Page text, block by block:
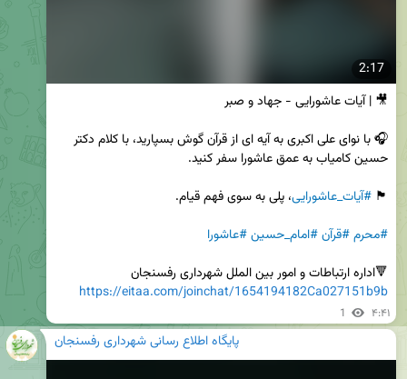
2:17
🏴 #آیات_عاشورایی
#محرم#قرآن#امام_حسین#عاشورا
🔻اداره ارتباطات و امور بین الملل شهرداری رفسنجان
https://eitaa.com/joinchat/1654194182Ca027151b9b
1 ۴:۴۱
پایگاه اطلاع رسانی شهرداری رفسنجان